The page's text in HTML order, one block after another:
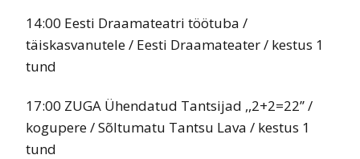
14:00 Eesti Draamateatri töötuba /
täiskasvanutele / Eesti Draamateater / kestus 1
tund
17:00 ZUGA Ühendatud Tantsijad ,,2+2=22’’ /
kogupere / Sõltumatu Tantsu Lava / kestus 1
tund